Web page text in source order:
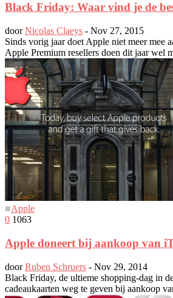
Black Friday: Waar vind je de
doorNicolas Claeys - Nov 27, 2015
Sinds vorig jaar doet Apple niet meer mee
Apple Premium resellers doen dit jaar wel
■Apple
0 1063
Apple doneert bij aankoop van
doorRuben Schruers - Nov 29, 2014
Black Friday, de ultieme shopping-dag in
cadeaukaarten weg te geven bij aankoop